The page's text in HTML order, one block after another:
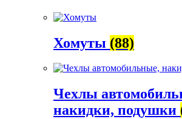
Хомуты (88)
Чехлы
накидки, подушки